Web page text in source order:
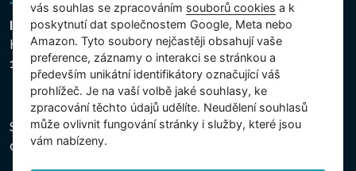
Intex Trading, s.r.o.
Hradecká 2526/3
130 00 Praha 3 - Česká republika
Společnost je zapsána u Městského soudu v Praze,
oddíl C, vložka 74759, IČ 26150808, DIČ CZ26150808.
vás souhlas se zpracováním souborů cookies a k
poskytnutí dat společnostem Google, Meta nebo
Amazon. Tyto soubory nejčastěji obsahují vaše
preference, záznamy o interakci se stránkou a
především unikátní identifikátory označující váš
prohlížeč. Je na vaší volbě jaké souhlasy, ke
zpracování těchto údajů udělíte. Neudělení souhlasů
může ovlivnit fungování stránky i služby, které jsou
vám nabízeny.